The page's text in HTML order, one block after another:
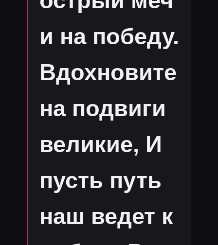
и на победу.
Вдохновите
на подвиги
великие, И
пусть путь
наш ведет к